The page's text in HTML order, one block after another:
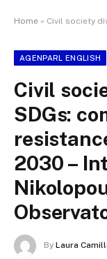
Home » Civil society divided on the SDGs:
AGENPARL ENGLISH
Civil
SDGs:
2030 –
By Laura